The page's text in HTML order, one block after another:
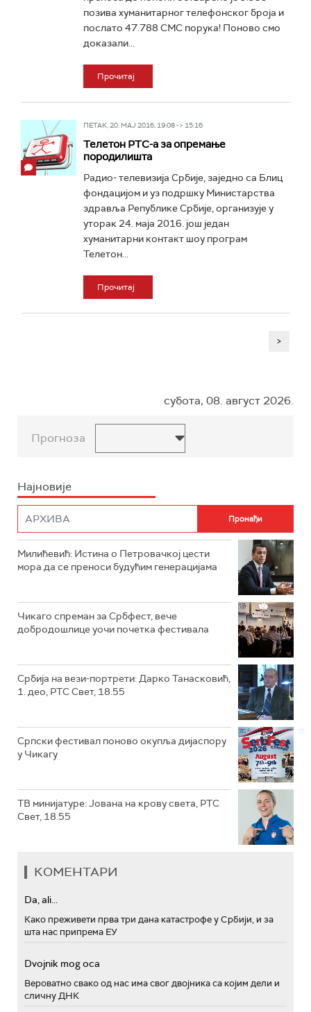
позива хуманитарног телефонског броја и
послато 47.788 СМС порука! Поново смо
доказали...
Прочитај
ПЕТАК, 20. МАЈ 2016, 19:08 -> 15:16
Телетон РТС-а за опремање
породилишта
Радио- телевизија Србије, заједно са Блиц
фондацијом и уз подршку Министарства
здравља Републике Србије, организује у
уторак 24. маја 2016. још један
хуманитарни контакт шоу програм
Телетон...
Прочитај
>
субота, 08. август 2026.
Прогноза
Најновије
Милићевић: Истина о Петровачкој цести
мора да се преноси будућим генерацијама
Чикаго спреман за Србфест, вече
добродошлице уочи почетка фестивала
Србија на вези-портрети: Дарко Танасковић,
1. део, РТС Свет, 18.55
Српски фестивал поново окупља дијаспору
у Чикагу
ТВ минијатуре: Јована на крову света, РТС
Свет, 18.55
КОМЕНТАРИ
Da, ali...
Како преживети прва три дана катастрофе у Србији, и за
шта нас припрема ЕУ
Dvojnik mog oca
Вероватно свако од нас има свог двојника са којим дели и
сличну ДНК